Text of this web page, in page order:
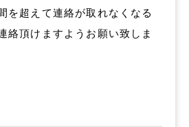
を超えて連絡が取れなくなる
絡頂けますようお願い致しま